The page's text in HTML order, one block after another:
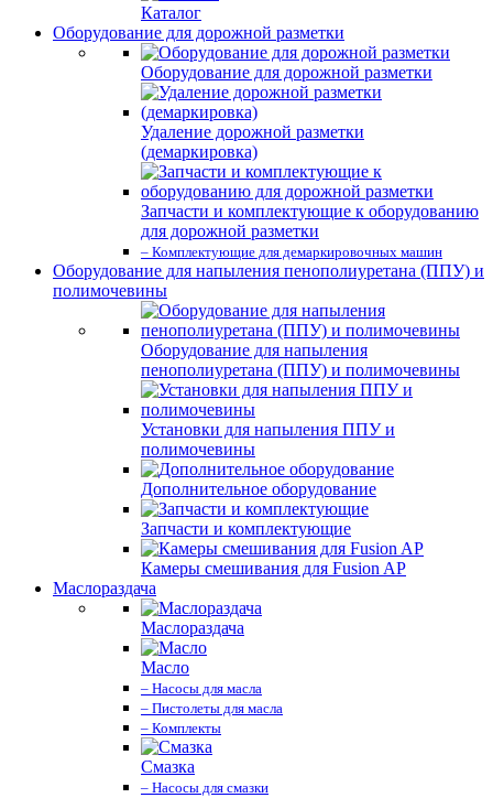
Каталог
Оборудование для дорожной разметки
Оборудование для дорожной разметки
Удаление дорожной разметки
(демаркировка)
Запчасти и комплектующие к оборудованию
для дорожной разметки
– Комплектующие для демаркировочных машин
Оборудование для напыления пенополиуретана (ППУ) и
полимочевины
Оборудование для напыления
пенополиуретана (ППУ) и полимочевины
Установки для напыления ППУ и
полимочевины
Дополнительное оборудование
Запчасти и комплектующие
Камеры смешивания для Fusion AP
Маслораздача
Маслораздача
Масло
– Насосы для масла
– Пистолеты для масла
– Комплекты
Смазка
– Насосы для смазки